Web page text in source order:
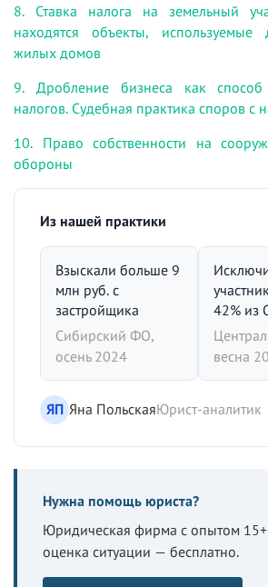
8. Ставка налога на земельный
находятся объекты, используемые
жилых домов
9. Дробление бизнеса как
налогов. Судебная практика споров с
10. Право собственности на
обороны
Из нашей практики
Взыскали больше 9
млн руб. с
застройщика
Сибирский ФО,
осень 2024
42% из
весна
ЯП Яна ПольскаяЮрист-аналитик
Нужна помощь юриста?
Юридическая фирма с опытом 15+
оценка ситуации — бесплатно.